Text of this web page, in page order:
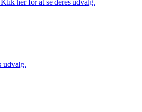
her for at se deres udvalg.
udvalg.